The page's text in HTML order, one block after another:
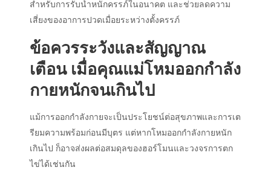
สำหรับการรับน้ำหนักครรภ์ในอนาคต และช่วยลดความ
เสี่ยงของอาการปวดเมื่อยระหว่างตั้งครรภ์
ข้อควรระวังและสัญญาณ
เตือน เมื่อคุณแม่โหมออกกำลัง
กายหนักจนเกินไป
แม้การออกกำลังกายจะเป็นประโยชน์ต่อสุขภาพและการเต
รียมความพร้อมก่อนมีบุตร แต่หากโหมออกกำลังกายหนัก
เกินไป ก็อาจส่งผลต่อสมดุลของฮอร์โมนและวงจรการตก
ไข่ได้เช่นกัน